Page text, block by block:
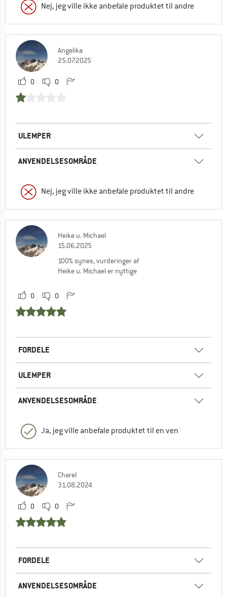
Nej, jeg ville ikke anbefale produktet til andre
Angelika
25.07.2025
0 0
ULEMPER
ANVENDELSESOMRÅDE
Nej, jeg ville ikke anbefale produktet til andre
Heike u. Michael
15.06.2025
100% synes, vurderinger af
Heike u. Michael er nyttige
0 0
FORDELE
ULEMPER
ANVENDELSESOMRÅDE
Ja, jeg ville anbefale produktet til en ven
Charel
31.08.2024
0 0
FORDELE
ANVENDELSESOMRÅDE